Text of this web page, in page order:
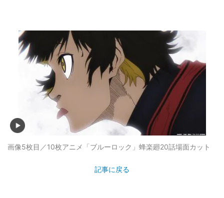
画像5枚目／10枚アニメ「ブルーロック」蜂楽廻20話場面カット
記事に戻る